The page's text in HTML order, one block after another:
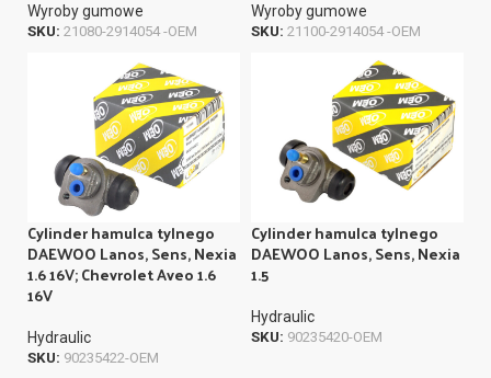
Wyroby gumowe
SKU: 21080-2914054 -OEM
Wyroby gumowe
SKU: 21100-2914054 -OEM
Cylinder hamulca tylnego
DAEWOO Lanos, Sens, Nexia
1.6 16V; Chevrolet Aveo 1.6
16V
Hydraulic
SKU: 90235422-OEM
Cylinder hamulca tylnego
DAEWOO Lanos, Sens, Nexia
1.5
Hydraulic
SKU: 90235420-OEM